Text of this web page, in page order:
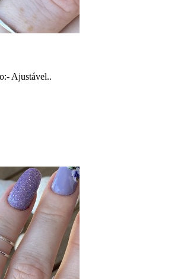
Ajustável..